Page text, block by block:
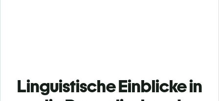
Linguistische Einblicke in